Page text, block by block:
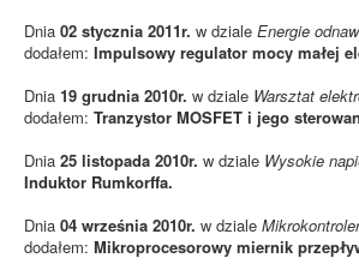
Dnia 02 stycznia 2011r. w dziale Energie
dodałem: Impulsowy regulator mocy małej
Dnia 19 grudnia 2010r. w dziale Warsztat
dodałem: Tranzystor MOSFET i jego
Dnia 25 listopada 2010r. w dziale Wysokie
Induktor Rumkorffa.
Dnia 04 września 2010r. w dziale
dodałem: Mikroprocesorowy miernik